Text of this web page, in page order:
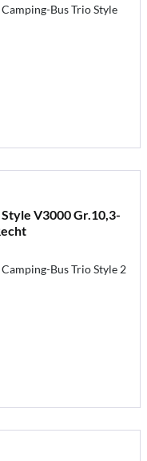
Bus Trio Style
V3000 Gr.10,3-
Bus Trio Style 2